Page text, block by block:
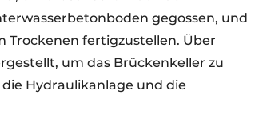
gegossen, und
Trockenen fertigzustellen. Über
um das Brückenkeller zu
Hydraulikanlage und die